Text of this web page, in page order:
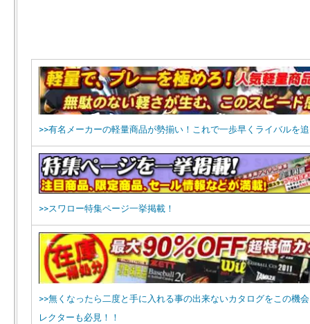
>>有名メーカーの軽量商品が勢揃い！これで一歩早くライバルを
>>スワロー特集ページ一挙掲載！
>>無くなったら二度と手に入れる事の出来ないカタログをこの機
レクターも必見！！